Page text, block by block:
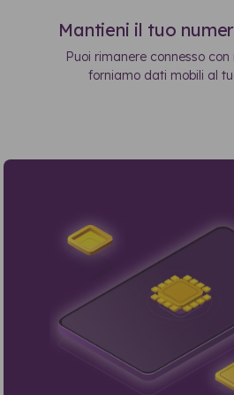
Mantieni il tuo
Puoi rimanere connesso
forniamo dati mobili al